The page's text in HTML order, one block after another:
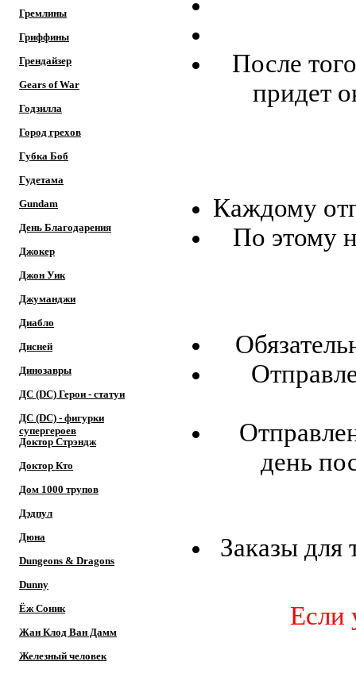
Гремлины
Гриффины
Грендайзер
Gears of War
Годзилла
Город грехов
Губка Боб
Гудетама
Gundam
День Благодарения
Джокер
Джон Уик
Джуманджи
Диабло
Дисней
Динозавры
ДС (DC) Герои - cтатуи
ДС (DC) - фигурки
супергероев
Доктор Cтрэндж
Доктор Кто
Дом 1000 трупов
Дэдпул
Дюна
Dungeons & Dragons
Dunny
Ёж Соник
Жан Клод Ван Дамм
Железный человек
После
придет
Каждому
По этому
день
Заказы для
Если у